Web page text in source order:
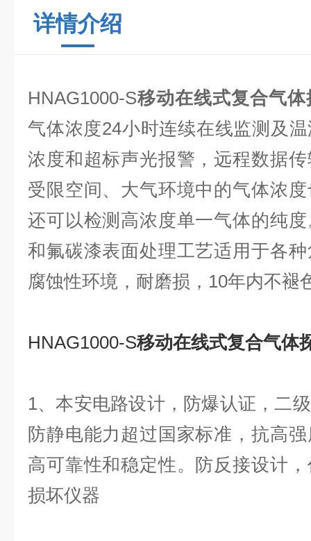
详情介绍
HNAG1000-S移动在线式复合气
气体浓度24小时连续在线监测及
浓度和超标声光报警，远程数据
受限空间、大气环境中的气体浓
还可以检测高浓度单一气体的纯
和氟碳漆表面处理工艺适用于各
腐蚀性环境，耐磨损，10年内不褪
HNAG1000-S移动在线式复合气体
1、本安电路设计，防爆认证，二
防静电能力超过国家标准，抗高
高可靠性和稳定性。防反接设计
损坏仪器